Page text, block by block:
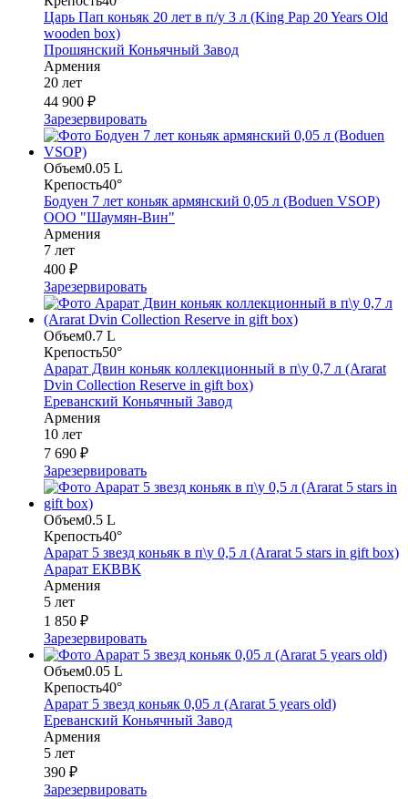
Царь Пап коньяк 20 лет в п/у 3 л (King Pap 20 Years Old
wooden box)
Прошянский Коньячный Завод
Армения
20 лет
44 900 ₽
Зарезервировать
Объем0.05 L
Крепость40°
Бодуен 7 лет коньяк армянский 0,05 л (Boduen VSOP)
ООО "Шаумян-Вин"
Армения
7 лет
400 ₽
Зарезервировать
Объем0.7 L
Крепость50°
Арарат Двин коньяк коллекционный в п\у 0,7 л (Ararat
Dvin Collection Reserve in gift box)
Ереванский Коньячный Завод
Армения
10 лет
7 690 ₽
Зарезервировать
Объем0.5 L
Крепость40°
Арарат 5 звезд коньяк в п\у 0,5 л (Ararat 5 stars in gift box)
Арарат ЕКВВК
Армения
5 лет
1 850 ₽
Зарезервировать
Объем0.05 L
Крепость40°
Арарат 5 звезд коньяк 0,05 л (Ararat 5 years old)
Ереванский Коньячный Завод
Армения
5 лет
390 ₽
Зарезервировать